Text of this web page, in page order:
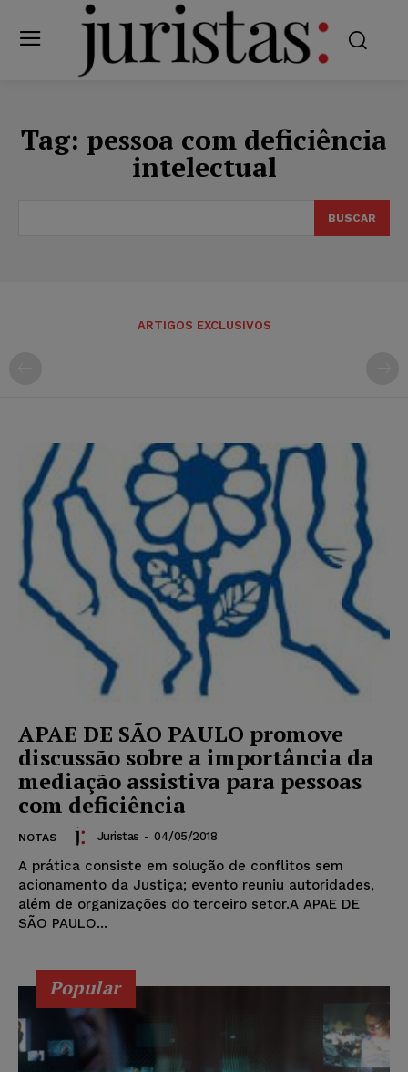
Tag: pessoa com deficiência
intelectual
BUSCAR
ARTIGOS EXCLUSIVOS
APAE DE SÃO PAULO promove
discussão sobre a importância da
mediação assistiva para pessoas
com deficiência
NOTAS Juristas - 04/05/2018
A prática consiste em solução de conflitos sem
acionamento da Justiça; evento reuniu autoridades,
além de organizações do terceiro setor.A APAE DE
SÃO PAULO...
Popular